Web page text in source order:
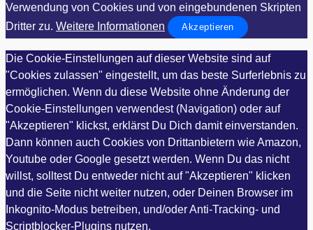
Verwendung von Cookies und von eingebundenen Skripten
Dritter zu. Weitere Informationen Akzeptieren
Die Cookie-Einstellungen auf dieser Website sind auf
"Cookies zulassen" eingestellt, um das beste Surferlebnis zu
ermöglichen. Wenn du diese Website ohne Änderung der
Cookie-Einstellungen verwendest (Navigation) oder auf
"Akzeptieren" klickst, erklärst Du Dich damit einverstanden.
Dann können auch Cookies von Drittanbietern wie Amazon,
Youtube oder Google gesetzt werden. Wenn Du das nicht
willst, solltest Du entweder nicht auf "Akzeptieren" klicken
und die Seite nicht weiter nutzen, oder Deinen Browser im
Inkognito-Modus betreiben, und/oder Anti-Tracking- und
Scriptblocker-Plugins nutzen.